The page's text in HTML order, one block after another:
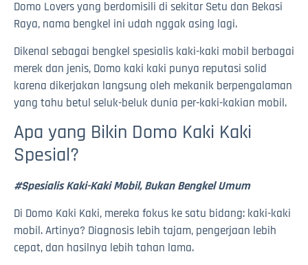
Domo Lovers yang berdomisili di sekitar Setu dan Bekasi
Raya, nama bengkel ini udah nggak asing lagi.
Dikenal sebagai bengkel spesialis kaki-kaki mobil berbagai
merek dan jenis, Domo kaki kaki punya reputasi solid
karena dikerjakan langsung oleh mekanik berpengalaman
yang tahu betul seluk-beluk dunia per-kaki-kakian mobil.
Apa yang Bikin Domo Kaki Kaki
Spesial?
#Spesialis Kaki-Kaki Mobil, Bukan Bengkel Umum
Di Domo Kaki Kaki, mereka fokus ke satu bidang: kaki-kaki
mobil. Artinya? Diagnosis lebih tajam, pengerjaan lebih
cepat, dan hasilnya lebih tahan lama.